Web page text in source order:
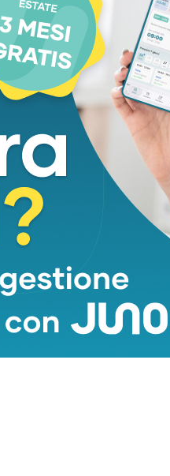
che accompagna
già bestseller in tutto il
tra passato e
è
per cui è entrata di
del ventunesimo
Augusto Paolo